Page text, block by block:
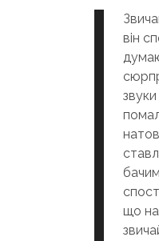
він
що на